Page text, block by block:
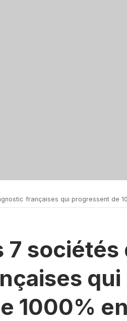
françaises qui progressent de
7 sociétés
qui
1000% en